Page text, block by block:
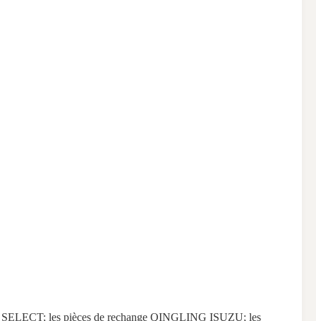
les pièces de rechange QINGLING ISUZU; les